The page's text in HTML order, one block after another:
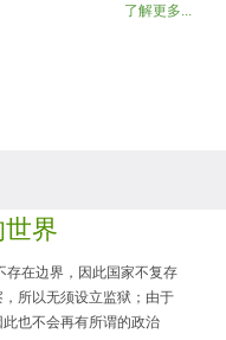
了解更多...
界
存在边界，因此国家不复存
所以无须设立监狱；由于
也不会再有所谓的政治